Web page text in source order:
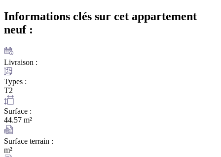
Informations clés sur cet appartement
neuf :
Livraison :
Types :
T2
Surface :
44.57 m²
Surface terrain :
m²